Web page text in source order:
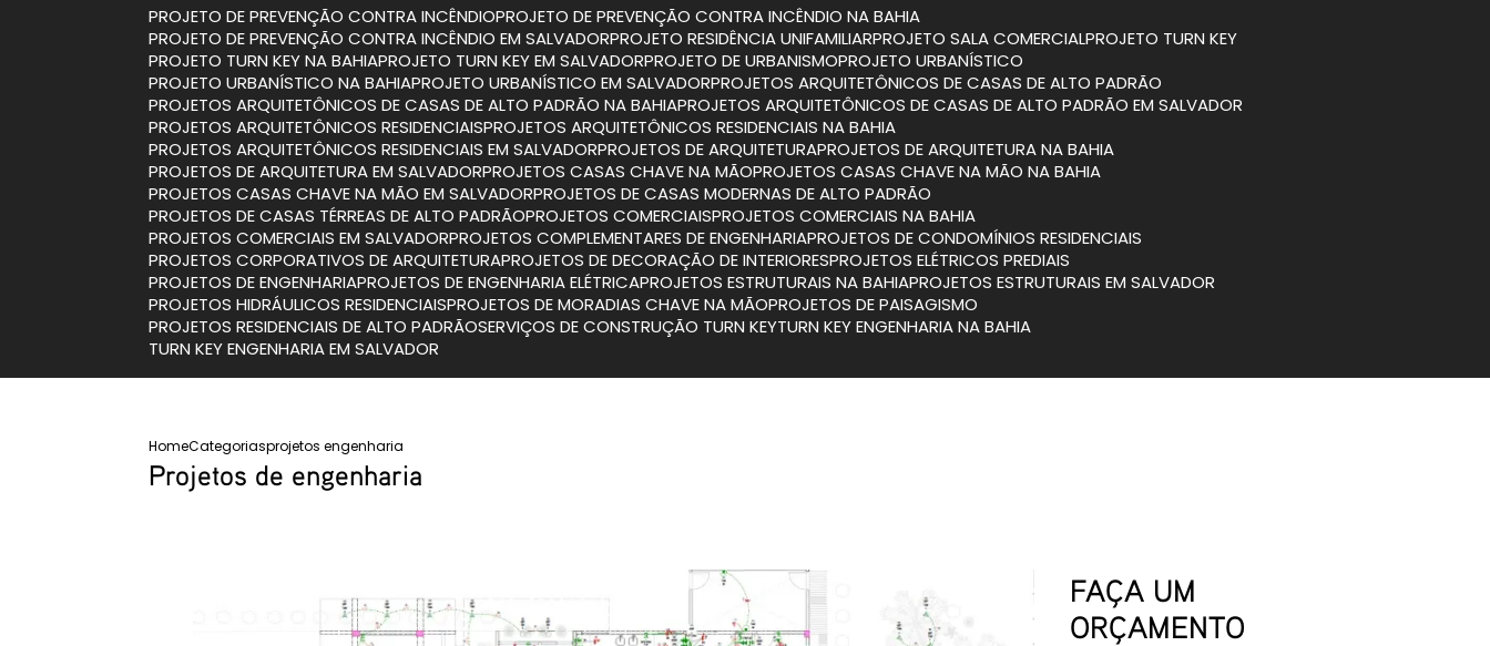
PROJETO DE PREVENÇÃO CONTRA INCÊNDIO PROJETO DE PREVENÇÃO CONTRA INCÊNDIO NA BAHIA
PROJETO DE PREVENÇÃO CONTRA INCÊNDIO EM SALVADOR PROJETO RESIDÊNCIA UNIFAMILIAR PROJETO SALA COMERCIAL PROJETO TURN KEY
PROJETO TURN KEY NA BAHIA PROJETO TURN KEY EM SALVADOR PROJETO DE URBANISMO PROJETO URBANÍSTICO
PROJETO URBANÍSTICO NA BAHIA PROJETO URBANÍSTICO EM SALVADOR PROJETOS ARQUITETÔNICOS DE CASAS DE ALTO PADRÃO
PROJETOS ARQUITETÔNICOS DE CASAS DE ALTO PADRÃO NA BAHIA PROJETOS ARQUITETÔNICOS DE CASAS DE ALTO PADRÃO EM SALVADOR
PROJETOS ARQUITETÔNICOS RESIDENCIAIS PROJETOS ARQUITETÔNICOS RESIDENCIAIS NA BAHIA
PROJETOS ARQUITETÔNICOS RESIDENCIAIS EM SALVADOR PROJETOS DE ARQUITETURA PROJETOS DE ARQUITETURA NA BAHIA
PROJETOS DE ARQUITETURA EM SALVADOR PROJETOS CASAS CHAVE NA MÃO PROJETOS CASAS CHAVE NA MÃO NA BAHIA
PROJETOS CASAS CHAVE NA MÃO EM SALVADOR PROJETOS DE CASAS MODERNAS DE ALTO PADRÃO
PROJETOS DE CASAS TÉRREAS DE ALTO PADRÃO PROJETOS COMERCIAIS PROJETOS COMERCIAIS NA BAHIA
PROJETOS COMERCIAIS EM SALVADOR PROJETOS COMPLEMENTARES DE ENGENHARIA PROJETOS DE CONDOMÍNIOS RESIDENCIAIS
PROJETOS CORPORATIVOS DE ARQUITETURA PROJETOS DE DECORAÇÃO DE INTERIORES PROJETOS ELÉTRICOS PREDIAIS
PROJETOS DE ENGENHARIA PROJETOS DE ENGENHARIA ELÉTRICA PROJETOS ESTRUTURAIS NA BAHIA PROJETOS ESTRUTURAIS EM SALVADOR
PROJETOS HIDRÁULICOS RESIDENCIAIS PROJETOS DE MORADIAS CHAVE NA MÃO PROJETOS DE PAISAGISMO
PROJETOS RESIDENCIAIS DE ALTO PADRÃO SERVIÇOS DE CONSTRUÇÃO TURN KEY TURN KEY ENGENHARIA NA BAHIA
TURN KEY ENGENHARIA EM SALVADOR
HomeCategoriasprojetos engenharia
Projetos de engenharia
FAÇA UM
ORÇAMENTO